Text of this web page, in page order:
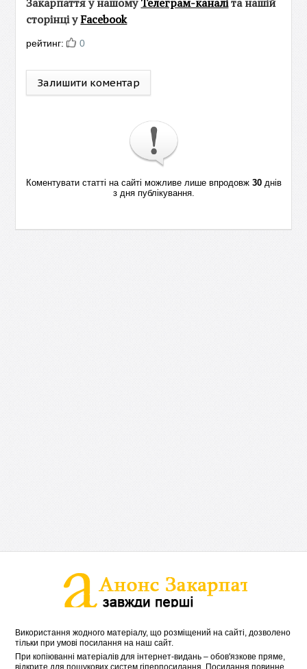
Закарпаття у нашомуТелеграм-каналіта нашій
сторінці уFacebook
рейтинг: 0
Залишити коментар
Коментувати статті на сайті можливе лише впродовж 30днів
з дня публікування.
Використання жодного матеріалу, що розміщений на сайті, дозволено
тільки при умові посилання на наш сайт.
При копіюванні матеріалів для інтернет-видань – обов'язкове пряме,